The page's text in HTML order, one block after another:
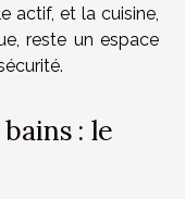
actif, et la cuisine,
reste un espace
: le